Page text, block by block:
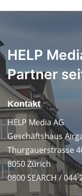
HELP
Partner
Kontakt
HELP Media AG
Geschäftshaus
Thurgauerstrasse
8050 Zürich
0800 SEARCH / 044